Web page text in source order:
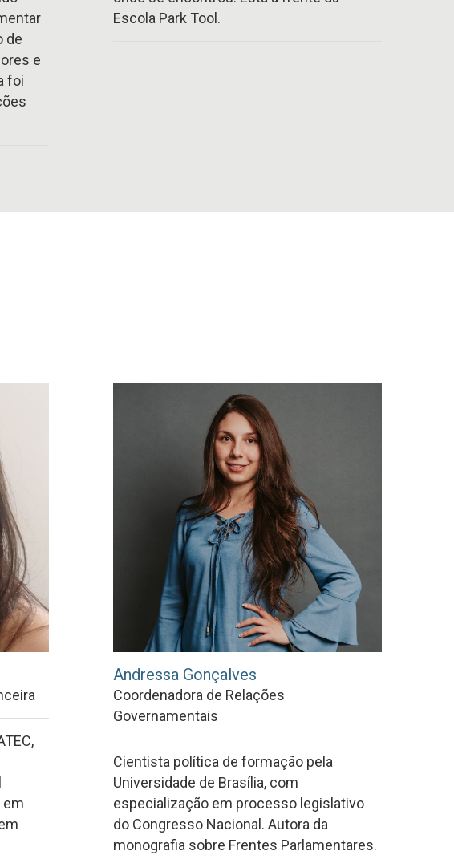
de
e
foi
Escola Park Tool.
em
Andressa Gonçalves
Coordenadora de Relações
Governamentais
Cientista política de formação pela
Universidade de Brasília, com
especialização em processo legislativo
do Congresso Nacional. Autora da
monografia sobre Frentes Parlamentares.